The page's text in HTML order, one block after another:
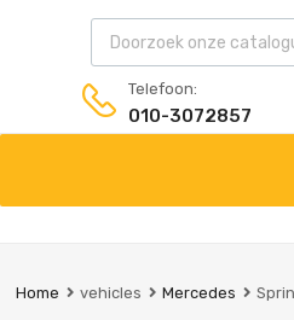
Products search
Telefoon:
010-3072857
de
Home vehicles Mercedes